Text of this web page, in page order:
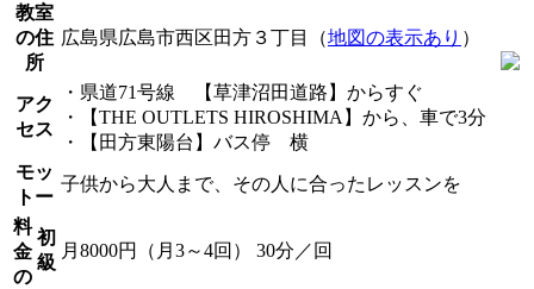
教室
の住
所
広島県広島市西区田方３丁目（地図の表示あり ）
アク
セス
・県道71号線 【草津沼田道路】からすぐ
・【THE OUTLETS HIROSHIMA】から、車で3分
・【田方東陽台】バス停 横
モッ
トー
子供から大人まで、その人に合ったレッスンを
料
金
の
初
級
月8000円（月3～4回） 30分／回